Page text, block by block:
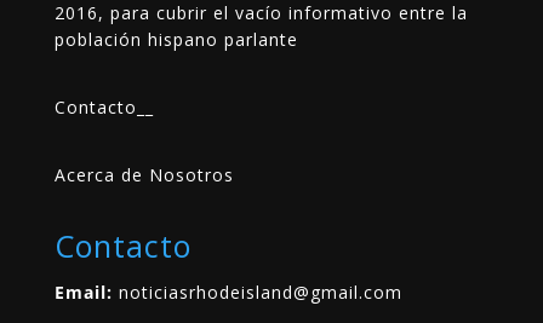
2016, para cubrir el vacío informativo entre la
población hispano parlante
Contacto
Acerca de Nosotros
Contacto
Email: noticiasrhodeisland@gmail.com